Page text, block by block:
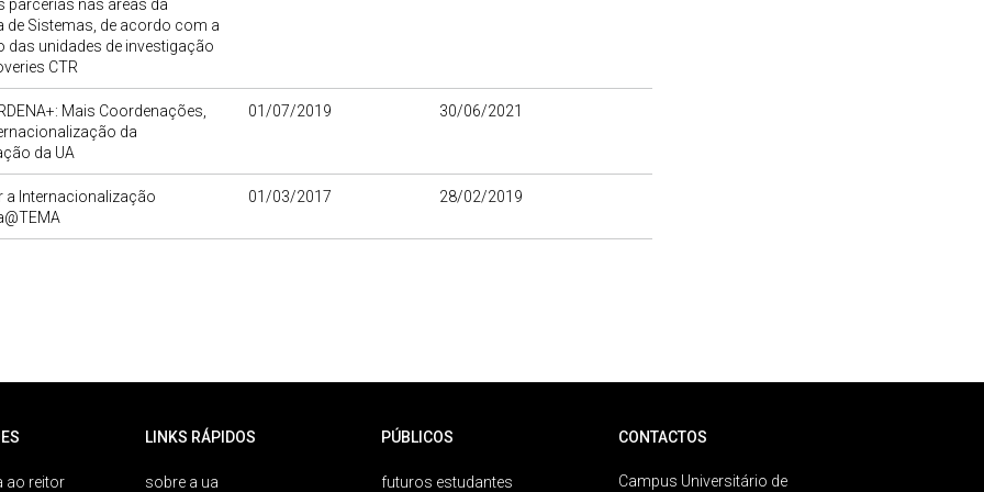
parcerias nas áreas da
de Sistemas, de acordo com a
das unidades de investigação
CTR
Mais Coordenações,
da
da UA
01/07/2019 30/06/2021
a Internacionalização
01/03/2017 28/02/2019
ao reitor
LINKS RÁPIDOS
sobre a ua
PÚBLICOS
futuros estudantes
CONTACTOS
Campus Universitário de